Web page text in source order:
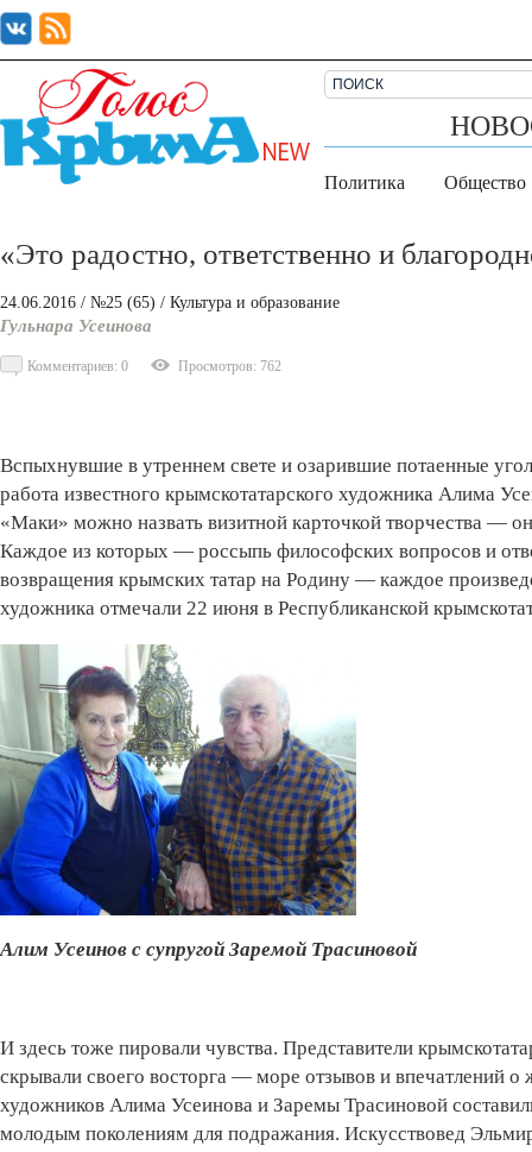
Политика Общество
«Это радостно, ответственно и
24.06.2016 / №25 (65) / Культура и образование
Гульнара Усеинова
Комментариев: 0 Просмотров: 762
Вспыхнувшие в утреннем свете и озарившие потаенные
работа известного крымскотатарского художника Алима
«Маки» можно назвать визитной карточкой творчества —
Каждое из которых — россыпь философских вопросов и
возвращения крымских татар на Родину — каждое
художника отмечали 22 июня в Республиканской
Алим Усеинов с супругой Заремой Трасиновой
И здесь тоже пировали чувства. Представители
скрывали своего восторга — море отзывов и впечатлений
художников Алима Усеинова и Заремы Трасиновой
молодым поколениям для подражания. Искусствовед